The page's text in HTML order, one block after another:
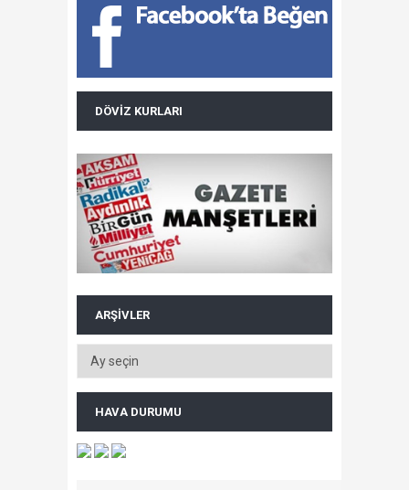
DÖVIZ KURLARI
ARŞIVLER
HAVA DURUMU